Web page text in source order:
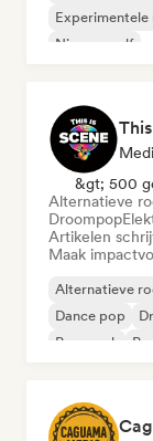
Experimentele
Nieuwe golf
&gt; 500
Alternatieve
Droompop
Artikelen
Maak
Alternatieve
Dance pop
Pop-punk